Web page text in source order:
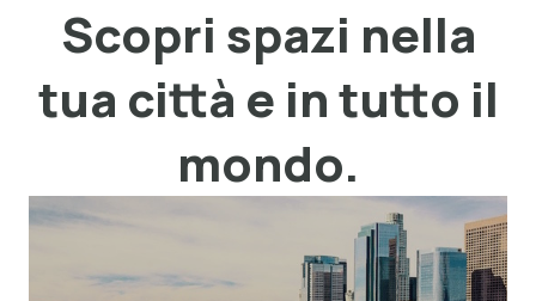
Scopri spazi nella
tua città e in tutto il
mondo.